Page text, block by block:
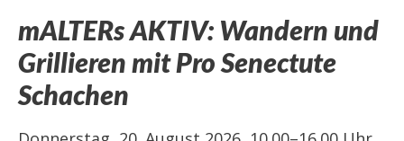
mALTERs AKTIV: Wandern und
Grillieren mit Pro Senectute
Schachen